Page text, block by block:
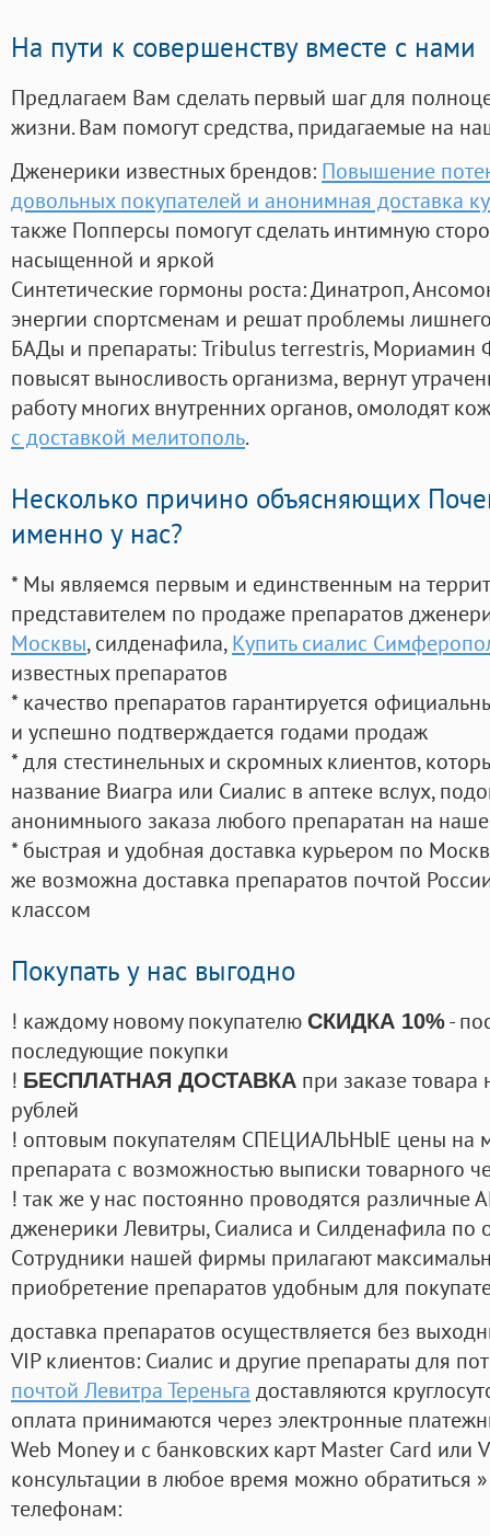
На пути к совершенству вместе с нами
Предлагаем Вам сделать первый шаг для
жизни. Вам помогут средства, придагаемые на
Дженерики известных брендов: Повышение
довольных покупателей и анонимная доставка
также Попперсы помогут сделать интимную
насыщенной и яркой
Синтетические гормоны роста: Динатроп,
энергии спортсменам и решат проблемы
БАДы и препараты:Tribulus terrestris, Мориамин
повысят выносливость организма, вернут
работу многих внутренних органов, омолодят
с доставкой мелитополь.
Несколько причино объясняющих
именно у нас?
* Мы являемся первым и единственным на
представителем по продаже препаратов
Москвы, силденафила, Купить сиалис
известных препаратов
* качество препаратов гарантируется
и успешно подтверждается годами продаж
* для стестинельных и скромных клиентов,
название Виагра или Сиалис в аптеке вслух,
анонимныого заказа любого препаратан на
* быстрая и удобная доставка курьером по
же возможна доставка препаратов почтой
классом
Покупать у нас выгодно
! каждому новому покупателю СКИДКА 10%-
последующие покупки
! БЕСПЛАТНАЯ ДОСТАВКА при заказе
рублей
! оптовым покупателям СПЕЦИАЛЬНЫЕ цены на
препарата с возможностью выписки товарного
! так же у нас постоянно проводятся
дженерики Левитры, Сиалиса и Силденафила по
Cотрудники нашей фирмы прилагают
приобретение препаратов удобным для
доставка препаратов осуществляется без
VIP клиентов: Сиалис и другие препараты для
почтой Левитра Тереньга доставляются
оплата принимаются через электронные
Web Money и с банковских карт Master Card или
консультации в любое время можно обратиться
телефонам: